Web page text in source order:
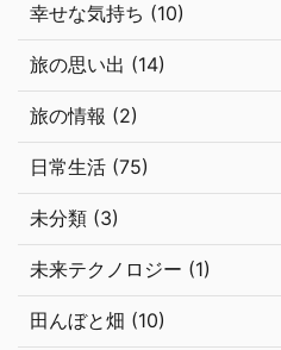
幸せな気持ち (10)
旅の思い出 (14)
旅の情報 (2)
日常生活 (75)
未分類 (3)
未来テクノロジー (1)
田んぼと畑 (10)